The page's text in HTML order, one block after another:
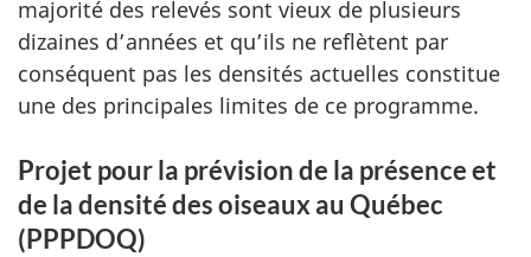
majorité des relevés sont vieux de plusieurs
dizaines d’années et qu’ils ne reflètent par
conséquent pas les densités actuelles constitue
une des principales limites de ce programme.
Projet pour la prévision de la présence et
de la densité des oiseaux au Québec
(PPPDOQ)